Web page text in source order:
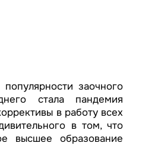
заочного
стала пандемия
в работу всех
в том, что
высшее образование